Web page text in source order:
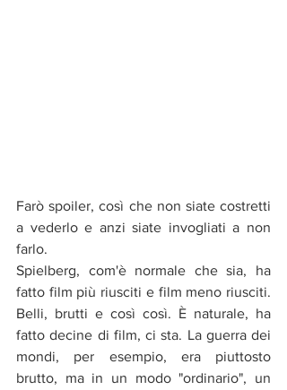
Farò spoiler, così che non siate costretti
a vederlo e anzi siate invogliati a non
farlo.
Spielberg, com'è normale che sia, ha
fatto film più riusciti e film meno riusciti.
Belli, brutti e così così. È naturale, ha
fatto decine di film, ci sta. La guerra dei
mondi, per esempio, era piuttosto
brutto, ma in un modo "ordinario", un